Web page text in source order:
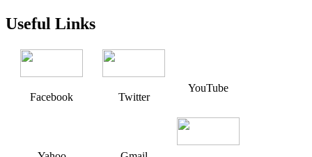
Useful Links
Facebook Twitter
YouTube